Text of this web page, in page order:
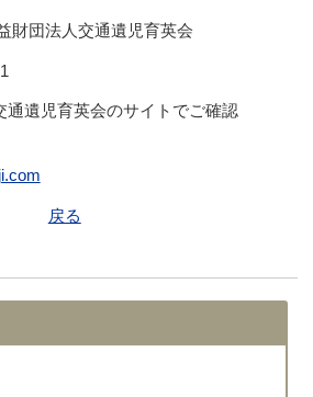
財団法人交通遺児育英会
通遺児育英会のサイトでご確認
戻る